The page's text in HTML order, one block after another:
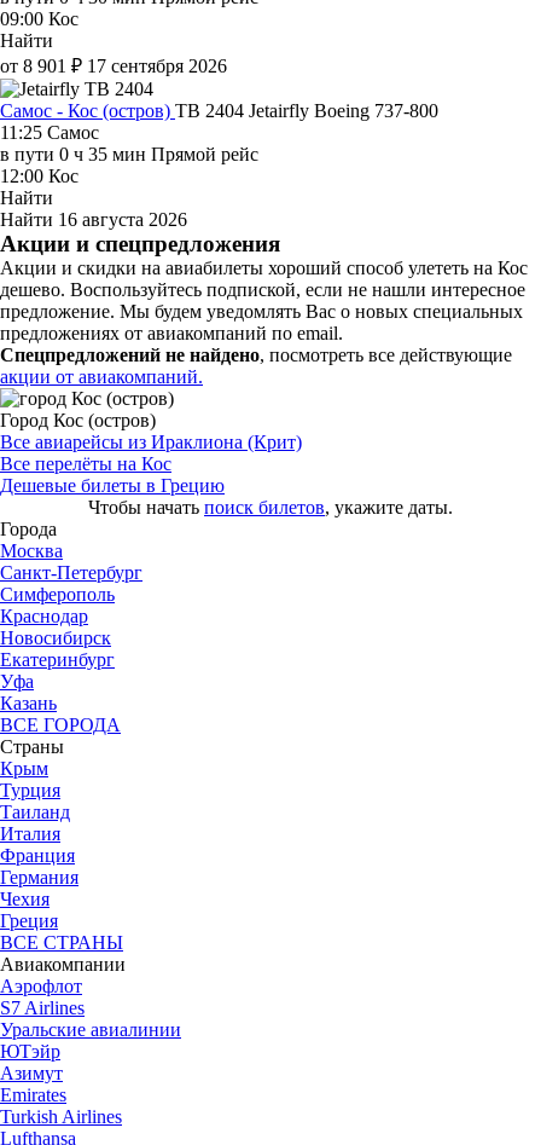
09:00 Кос
Найти
от 8 901 ₽ 17 сентября 2026
Самос - Кос (остров) TB 2404 Jetairfly Boeing 737-800
11:25 Самос
в пути 0 ч 35 мин Прямой рейс
12:00 Кос
Найти
Найти 16 августа 2026
Акции и спецпредложения
Акции и скидки на авиабилеты хороший способ улететь на Кос
дешево. Воспользуйтесь подпиской, если не нашли интересное
предложение. Мы будем уведомлять Вас о новых специальных
предложениях от авиакомпаний по email.
Спецпредложений не найдено, посмотреть все действующие
акции от авиакомпаний.
Город Кос (остров)
Все авиарейсы из Ираклиона (Крит)
Все перелёты на Кос
Дешевые билеты в Грецию
Чтобы начать поиск билетов, укажите даты.
Города
Москва
Санкт-Петербург
Симферополь
Краснодар
Новосибирск
Екатеринбург
Уфа
Казань
ВСЕ ГОРОДА
Страны
Крым
Турция
Таиланд
Италия
Франция
Германия
Чехия
Греция
ВСЕ СТРАНЫ
Авиакомпании
Аэрофлот
S7 Airlines
Уральские авиалинии
ЮТэйр
Азимут
Emirates
Turkish Airlines
Lufthansa